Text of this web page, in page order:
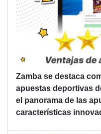
Zamba se destaca
apuestas deportivas
el panorama de las
características